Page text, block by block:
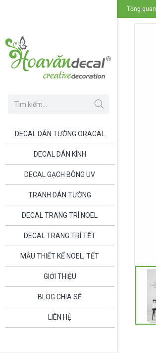
DECAL DÁN TƯỜNG ORACAL
DECAL DÁN KÍNH
DECAL GẠCH BÔNG UV
TRANH DÁN TƯỜNG
DECAL TRANG TRÍ NOEL
DECAL TRANG TRÍ TẾT
MẪU THIẾT KẾ NOEL, TẾT
GIỚI THIỆU
BLOG CHIA SẺ
LIÊN HỆ
Tổng quan